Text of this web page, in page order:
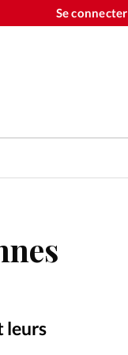
Se connecter
leurs